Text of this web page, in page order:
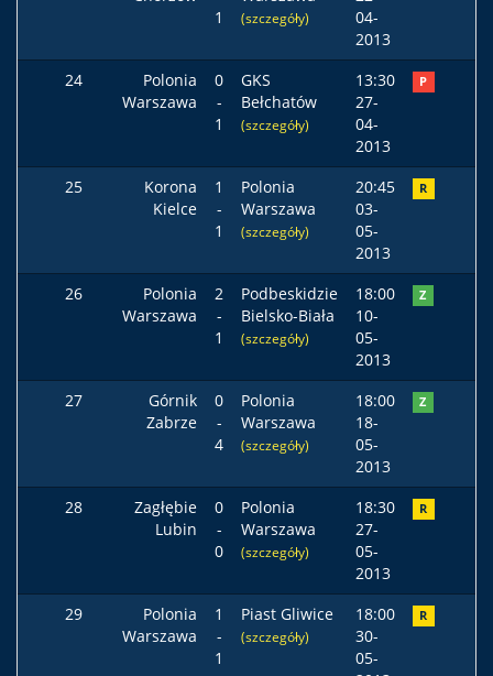
1
(szczegóły)
04-
2013
24
Polonia
Warszawa
0
-
1
GKS
Bełchatów
(szczegóły)
13:30
27-
04-
2013
P
25
Korona
Kielce
1
-
1
Polonia
Warszawa
(szczegóły)
20:45
03-
05-
2013
R
26
Polonia
Warszawa
2
-
1
Podbeskidzie
Bielsko-Biała
(szczegóły)
18:00
10-
05-
2013
Z
27
Górnik
Zabrze
0
-
4
Polonia
Warszawa
(szczegóły)
18:00
18-
05-
2013
Z
28
Zagłębie
Lubin
0
-
0
Polonia
Warszawa
(szczegóły)
18:30
27-
05-
2013
R
29
Polonia
Warszawa
1
-
1
Piast Gliwice
(szczegóły)
18:00
30-
05-
R